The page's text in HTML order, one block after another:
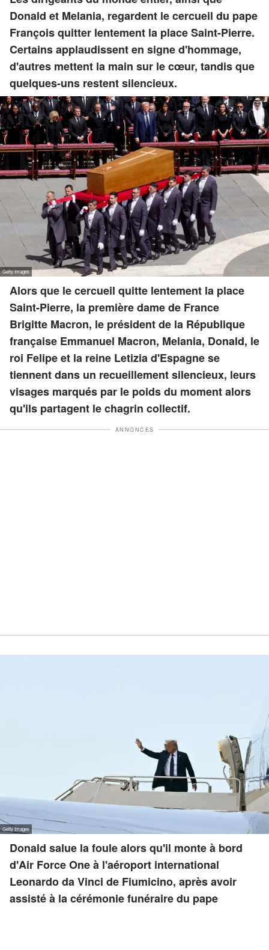
Donald et Melania, regardent le cercueil du pape
François quitter lentement la place Saint-Pierre.
Certains applaudissent en signe d'hommage,
d'autres mettent la main sur le cœur, tandis que
quelques-uns restent silencieux.
Alors que le cercueil quitte lentement la place
Saint-Pierre, la première dame de France
Brigitte Macron, le président de la République
française Emmanuel Macron, Melania, Donald, le
roi Felipe et la reine Letizia d'Espagne se
tiennent dans un recueillement silencieux, leurs
visages marqués par le poids du moment alors
qu'ils partagent le chagrin collectif.
ANNONCES
Donald salue la foule alors qu'il monte à bord
d'Air Force One à l'aéroport international
Leonardo da Vinci de Fiumicino, après avoir
assisté à la cérémonie funéraire du pape